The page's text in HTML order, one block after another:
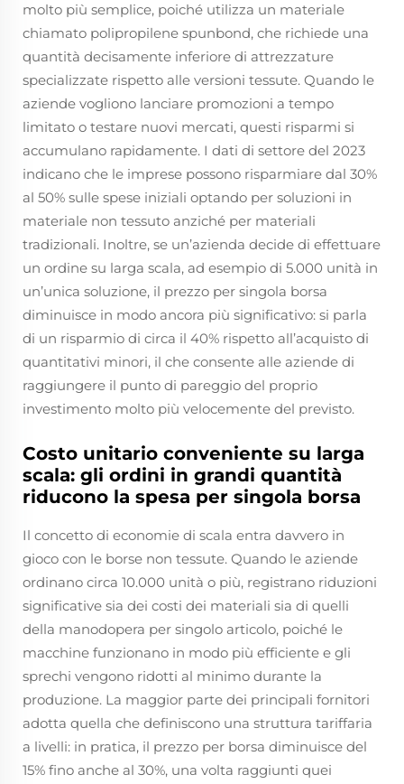
molto più semplice, poiché utilizza un materiale
chiamato polipropilene spunbond, che richiede una
quantità decisamente inferiore di attrezzature
specializzate rispetto alle versioni tessute. Quando le
aziende vogliono lanciare promozioni a tempo
limitato o testare nuovi mercati, questi risparmi si
accumulano rapidamente. I dati di settore del 2023
indicano che le imprese possono risparmiare dal 30%
al 50% sulle spese iniziali optando per soluzioni in
materiale non tessuto anziché per materiali
tradizionali. Inoltre, se un’azienda decide di effettuare
un ordine su larga scala, ad esempio di 5.000 unità in
un’unica soluzione, il prezzo per singola borsa
diminuisce in modo ancora più significativo: si parla
di un risparmio di circa il 40% rispetto all’acquisto di
quantitativi minori, il che consente alle aziende di
raggiungere il punto di pareggio del proprio
investimento molto più velocemente del previsto.
Costo unitario conveniente su larga
scala: gli ordini in grandi quantità
riducono la spesa per singola borsa
Il concetto di economie di scala entra davvero in
gioco con le borse non tessute. Quando le aziende
ordinano circa 10.000 unità o più, registrano riduzioni
significative sia dei costi dei materiali sia di quelli
della manodopera per singolo articolo, poiché le
macchine funzionano in modo più efficiente e gli
sprechi vengono ridotti al minimo durante la
produzione. La maggior parte dei principali fornitori
adotta quella che definiscono una struttura tariffaria
a livelli: in pratica, il prezzo per borsa diminuisce del
15% fino anche al 30%, una volta raggiunti quei